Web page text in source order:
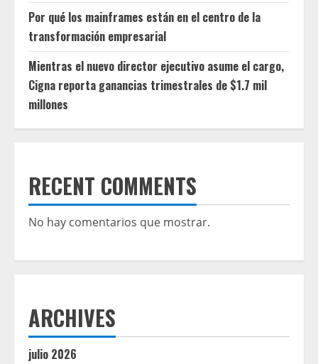
Por qué los mainframes están en el centro de la
transformación empresarial
Mientras el nuevo director ejecutivo asume el cargo,
Cigna reporta ganancias trimestrales de $1.7 mil
millones
RECENT COMMENTS
No hay comentarios que mostrar.
ARCHIVES
julio 2026